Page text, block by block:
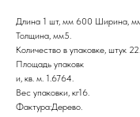
Длина 1 шт, мм 600 Ширина,
Толщина, мм5.
Количество в упаковке, штук 22.
Площадь упаковк
и, кв. м. 1.6764.
Вес упаковки, кг16.
Фактура:Дерево.